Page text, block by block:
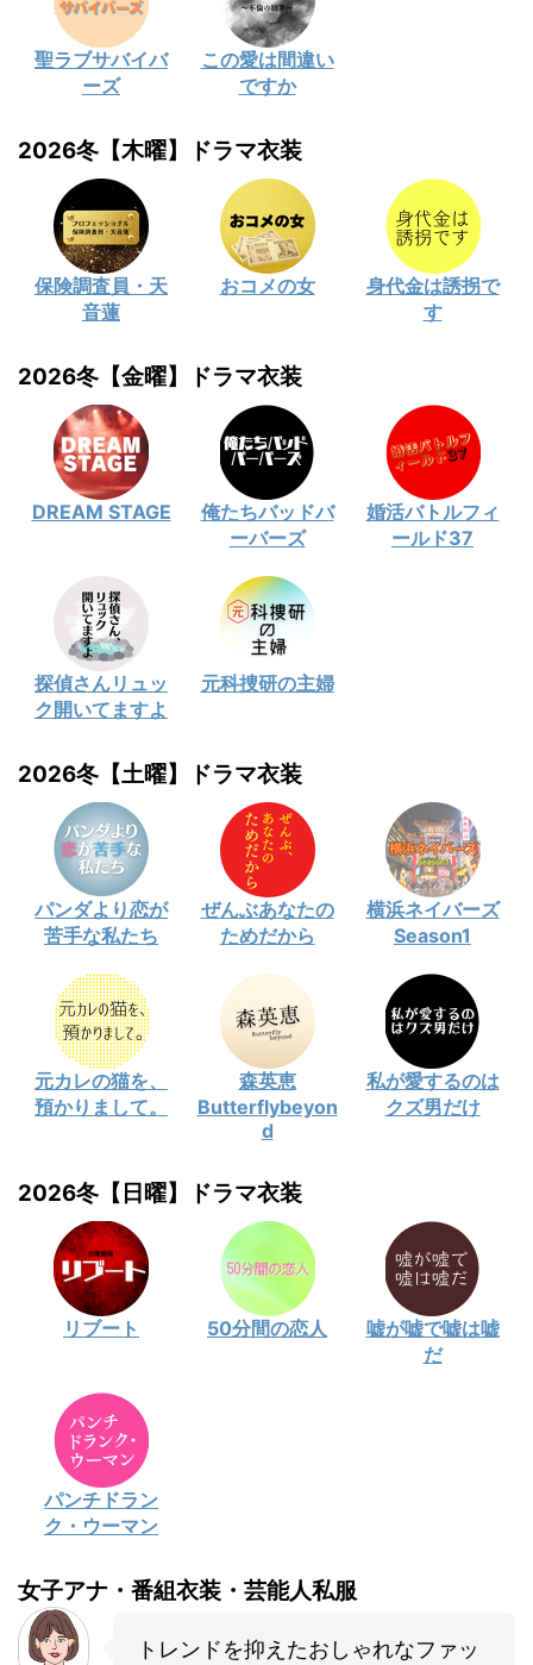
聖ラブサバイバ
ーズ
この愛は間違い
ですか
2026冬【木曜】ドラマ衣装
保険調査員・天
音蓮
おコメの女
身代金は誘拐で
す
2026冬【金曜】ドラマ衣装
DREAM STAGE
俺たちバッドバ
ーバーズ
婚活バトルフィ
ールド37
探偵さんリュッ
ク開いてますよ
元科捜研の主婦
2026冬【土曜】ドラマ衣装
パンダより恋が
苦手な私たち
ぜんぶあなたの
ためだから
横浜ネイバーズ
Season1
元カレの猫を、
預かりまして。
森英恵
Butterflybeyon
d
私が愛するのは
クズ男だけ
2026冬【日曜】ドラマ衣装
リブート 50分間の恋人
嘘が嘘で嘘は嘘
だ
パンチドラン
ク・ウーマン
女子アナ・番組衣装・芸能人私服
トレンドを抑えたおしゃれなファッ